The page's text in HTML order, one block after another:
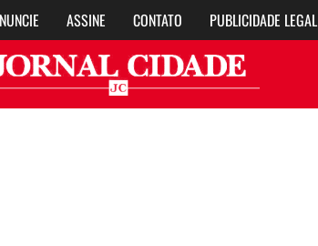
ASSINE CONTATO PUBLICIDADE LEGAL